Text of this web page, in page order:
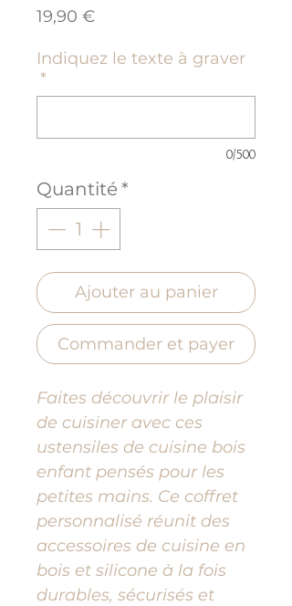
19,90 €Prix
Indiquez le texte à graver
*
0/500
Quantité *
Ajouter au panier
Commander et payer
Faites découvrir le plaisir
de cuisiner avec ces
ustensiles de cuisine bois
enfant pensés pour les
petites mains. Ce coffret
personnalisé réunit des
accessoires de cuisine en
bois et silicone à la fois
durables, sécurisés et